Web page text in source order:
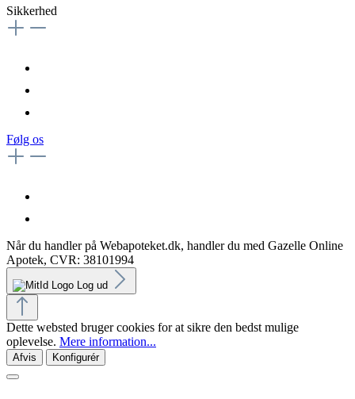
Sikkerhed
Følg os
Når du handler på Webapoteket.dk, handler du med Gazelle Online
Apotek, CVR: 38101994
Log ud
Dette websted bruger cookies for at sikre den bedst mulige
oplevelse. Mere information...
Afvis Konfigurér